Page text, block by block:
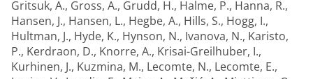
Gritsuk, A., Gross, A., Grudd, H., Halme, P., Hanna, R.,
Hansen, J., Hansen, L., Hegbe, A., Hills, S., Hogg, I.,
Hultman, J., Hyde, K., Hynson, N., Ivanova, N., Karisto,
P., Kerdraon, D., Knorre, A., Krisai-Greilhuber, I.,
Kurhinen, J., Kuzmina, M., Lecomte, N., Lecomte, E.,